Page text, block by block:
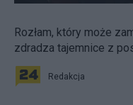
Rozłam, który może
zdradza tajemnice z
Redakcja